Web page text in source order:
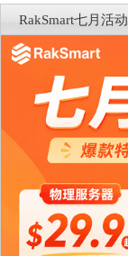
RakSmart七月活动